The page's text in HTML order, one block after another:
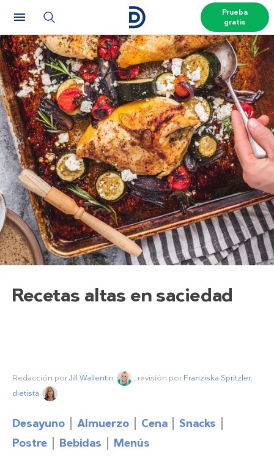
Prueba
gratis
Recetas altas en saciedad
Redacción porJill Wallentin , revisión por Franziska Spritzler,
dietista
Desayuno Almuerzo Cena
Snacks
Postre
Bebidas Menús